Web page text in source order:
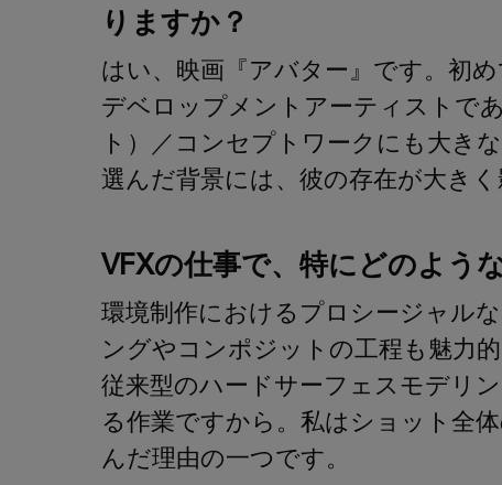
りますか？
はい、映画『アバター』です。初
デベロップメントアーティストで
ト）／コンセプトワークにも大き
選んだ背景には、彼の存在が大き
VFXの仕事で、特にどのよう
環境制作におけるプロシージャル
ングやコンポジットの工程も魅力
従来型のハードサーフェスモデリ
る作業ですから。私はショット全
んだ理由の一つです。